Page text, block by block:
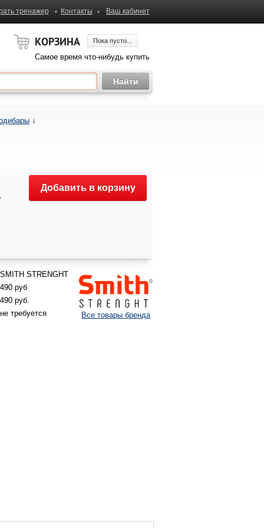
тренажер Контакты Ваш кабинет
КОРЗИНА Пока пусто...
Самое время что-нибудь купить
↓
Добавить в корзину
SMITH STRENGHT
руб
руб.
требуется
Все товары бренда